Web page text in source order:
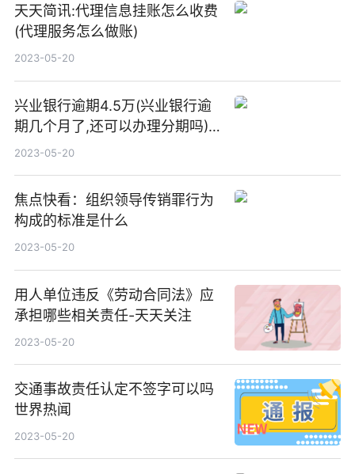
天天简讯:代理信息挂账怎么收费
(代理服务怎么做账)
2023-05-20
兴业银行逾期4.5万(兴业银行逾
期几个月了,还可以办理分期吗)|
环球热资讯
2023-05-20
焦点快看：组织领导传销罪行为
构成的标准是什么
2023-05-20
用人单位违反《劳动合同法》应
承担哪些相关责任-天天关注
2023-05-20
交通事故责任认定不签字可以吗
世界热闻
2023-05-20